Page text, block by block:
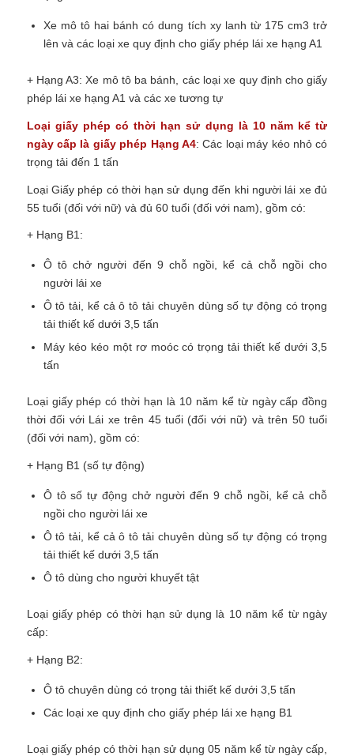
Xe mô tô hai bánh có dung tích xy lanh từ 175 cm3 trở
lên và các loại xe quy định cho giấy phép lái xe hạng A1
+ Hạng A3: Xe mô tô ba bánh, các loại xe quy định cho giấy
phép lái xe hạng A1 và các xe tương tự
Loại giấy phép có thời hạn sử dụng là 10 năm kể từ
ngày cấp là giấy phép Hạng A4: Các loại máy kéo nhỏ có
trọng tải đến 1 tấn
Loại Giấy phép có thời hạn sử dụng đến khi người lái xe đủ
55 tuổi (đối với nữ) và đủ 60 tuổi (đối với nam), gồm có:
+ Hạng B1:
Ô tô chở người đến 9 chỗ ngồi, kể cả chỗ ngồi cho
người lái xe
Ô tô tải, kể cả ô tô tải chuyên dùng số tự động có trọng
tải thiết kế dưới 3,5 tấn
Máy kéo kéo một rơ moóc có trọng tải thiết kế dưới 3,5
tấn
Loại giấy phép có thời hạn là 10 năm kể từ ngày cấp đồng
thời đối với Lái xe trên 45 tuổi (đối với nữ) và trên 50 tuổi
(đối với nam), gồm có:
+ Hạng B1 (số tự động)
Ô tô số tự động chở người đến 9 chỗ ngồi, kể cả chỗ
ngồi cho người lái xe
Ô tô tải, kể cả ô tô tải chuyên dùng số tự động có trọng
tải thiết kế dưới 3,5 tấn
Ô tô dùng cho người khuyết tật
Loại giấy phép có thời hạn sử dụng là 10 năm kể từ ngày
cấp:
+ Hạng B2:
Ô tô chuyên dùng có trọng tải thiết kế dưới 3,5 tấn
Các loại xe quy định cho giấy phép lái xe hạng B1
Loại giấy phép có thời hạn sử dụng 05 năm kể từ ngày cấp,